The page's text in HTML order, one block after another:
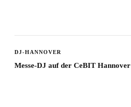
DJ-HANNOVER
Messe-DJ auf der CeBIT Hannover